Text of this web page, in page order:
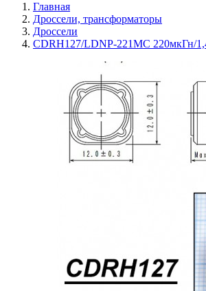
Главная
Дроссели, трансформаторы
Дроссели
CDRH127/LDNP-221MC 220мкГн/